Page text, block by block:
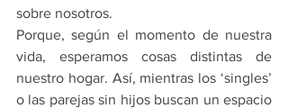
sobre nosotros.
Porque, según el momento de nuestra
vida, esperamos cosas distintas de
nuestro hogar. Así, mientras los ‘singles’
o las parejas sin hijos buscan un espacio